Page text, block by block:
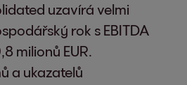
uzavírá velmi
rok s EBITDA
milionů EUR.
a ukazatelů